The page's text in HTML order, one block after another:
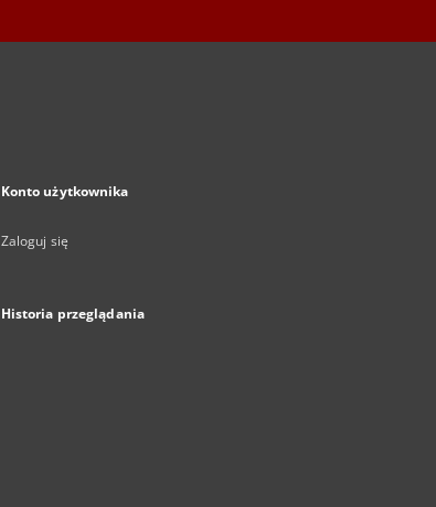
Konto użytkownika
Zaloguj się
Historia przeglądania